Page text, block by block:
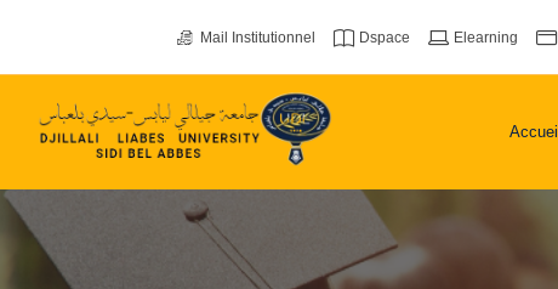
Mail Institutionnel Dspace Elearning
Accueil